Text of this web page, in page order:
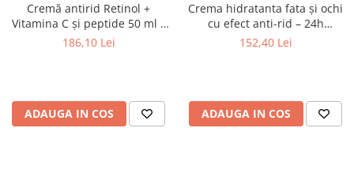
Cremă antirid Retinol +
Vitamina C și peptide 50 ml –
Farma Dorsch
186,10 Lei
ADAUGA IN COS
Crema hidratanta fata și ochi
cu efect anti-rid – 24h
hidratare - 50 ml Santo
152,40 Lei
ADAUGA IN COS